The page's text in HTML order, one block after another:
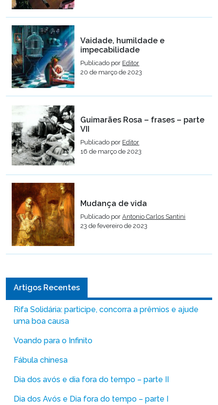
Vaidade, humildade e
impecabilidade
Publicado por Editor
20 de março de 2023
Guimarães Rosa – frases – parte
VII
Publicado por Editor
16 de março de 2023
Mudança de vida
Publicado porAntonio Carlos Santini
23 de fevereiro de 2023
Artigos Recentes
Rifa Solidária: participe, concorra a prêmios e ajude
uma boa causa
Voando para o Infinito
Fábula chinesa
Dia dos avós e dia fora do tempo – parte II
Dia dos Avós e Dia fora do tempo – parte I